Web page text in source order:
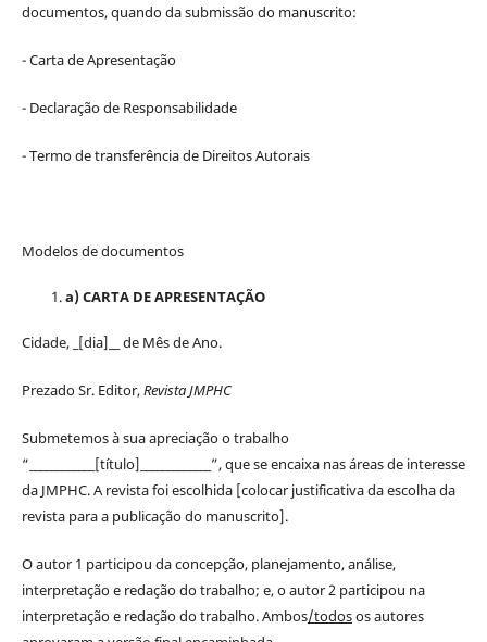
documentos, quando da submissão do manuscrito:
- Carta de Apresentação
- Declaração de Responsabilidade
- Termo de transferência de Direitos Autorais
Modelos de documentos
a) CARTA DE APRESENTAÇÃO
Cidade, _[dia]__ de Mês de Ano.
Prezado Sr. Editor,Revista JMPHC
Submetemos à sua apreciação o trabalho
“____________[título]_____________”, que se encaixa nas áreas de interesse
da JMPHC. A revista foi escolhida [colocar justificativa da escolha da
revista para a publicação do manuscrito].
O autor 1 participou da concepção, planejamento, análise,
interpretação e redação do trabalho; e, o autor 2 participou na
interpretação e redação do trabalho. Ambos/todosos autores